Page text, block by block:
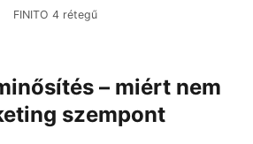
FINITO 4 rétegű
– miért nem
szempont